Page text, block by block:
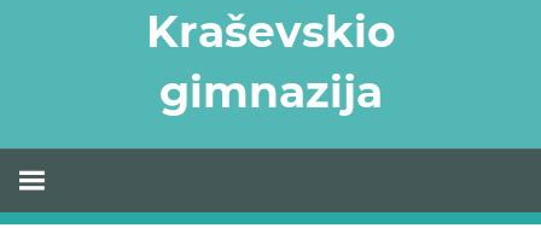
Kraševskio
gimnazija